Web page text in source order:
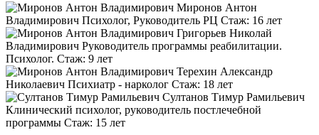
Миронов Антон
Владимирович Психолог, Руководитель РЦ Стаж: 16 лет
Григорьев Николай
Владимирович Руководитель программы реабилитации.
Психолог. Стаж: 9 лет
Терехин Александр
Николаевич Психиатр - нарколог Стаж: 18 лет
Султанов Тимур Рамильевич
Клинический психолог, руководитель постлечебной
программы Стаж: 15 лет